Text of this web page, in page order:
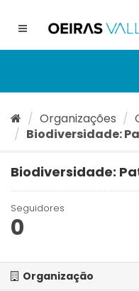
conteúdo
Toggle
Organizações
Biodiversidade:
Biodiversidade:
Seguidores
0
Organização